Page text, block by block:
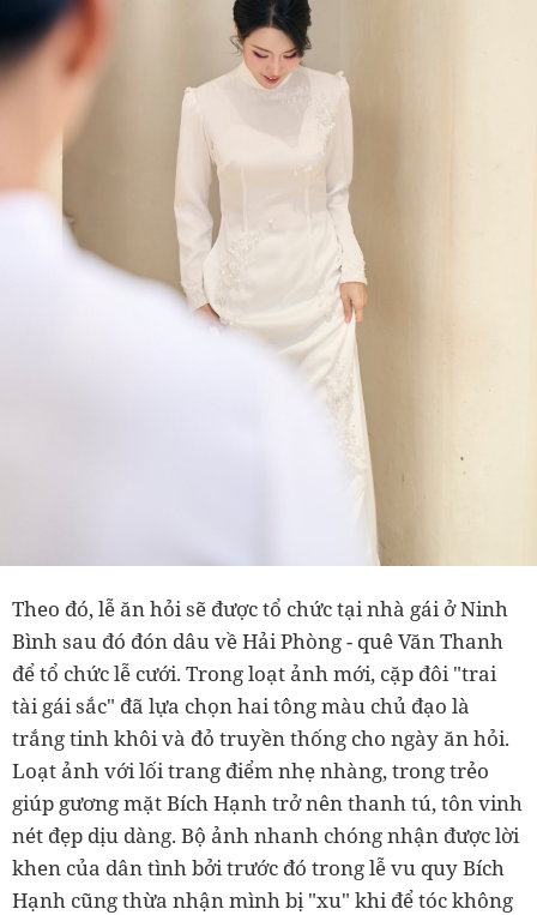
Theo đó, lễ ăn hỏi sẽ được tổ chức tại nhà gái ở Ninh
Bình sau đó đón dâu về Hải Phòng - quê Văn Thanh
để tổ chức lễ cưới. Trong loạt ảnh mới, cặp đôi "trai
tài gái sắc" đã lựa chọn hai tông màu chủ đạo là
trắng tinh khôi và đỏ truyền thống cho ngày ăn hỏi.
Loạt ảnh với lối trang điểm nhẹ nhàng, trong trẻo
giúp gương mặt Bích Hạnh trở nên thanh tú, tôn vinh
nét đẹp dịu dàng. Bộ ảnh nhanh chóng nhận được lời
khen của dân tình bởi trước đó trong lễ vu quy Bích
Hạnh cũng thừa nhận mình bị "xu" khi để tóc không